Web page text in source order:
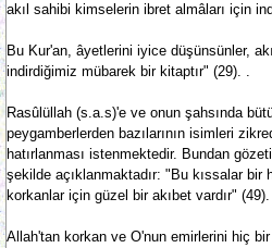
akıl sahibi kimselerin ibret almâları için
Bu Kur'an, âyetlerini iyice düşünsünler,
indirdiğimiz mübarek bir kitaptır" (29). .
Rasûlüllah (s.a.s)'e ve onun şahsında
peygamberlerden bazılarının isimleri
hatırlanması istenmektedir. Bundan
şekilde açıklanmaktadır: "Bu kıssalar bir
korkanlar için güzel bir akıbet vardır" (49).
Allah'tan korkan ve O'nun emirlerini hiç